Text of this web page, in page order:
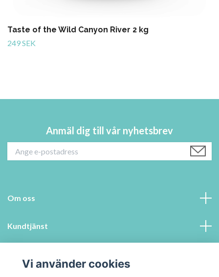
Taste of the Wild Canyon River 2 kg
249 SEK
Anmäl dig till vår nyhetsbrev
Om oss
Kundtjänst
Vi använder cookies